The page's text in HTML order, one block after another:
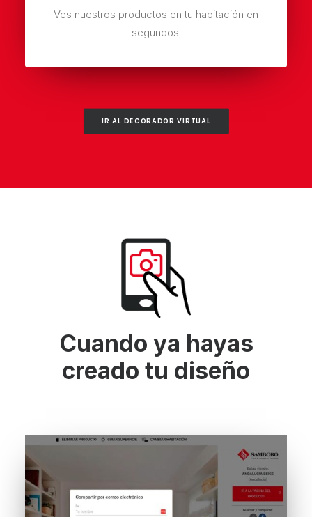
Ves nuestros productos en tu habitación en
segundos.
IR AL DECORADOR VIRTUAL
Cuando ya hayas
creado tu diseño